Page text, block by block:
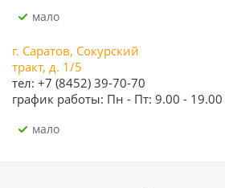
Мало
г. Саратов, Сокурский
тракт, д. 1/5
тел: +7 (8452) 39-70-70
график работы: Пн - Пт: 9.00 -
Мало